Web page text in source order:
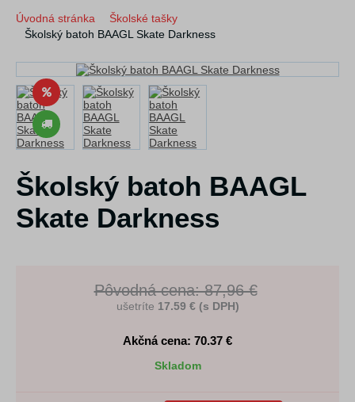
Úvodná stránka
Školské tašky
Školský batoh BAAGL Skate Darkness
Školský batoh BAAGL
Skate Darkness
Pôvodná cena: 87,96 €
ušetríte 17.59 € (s DPH)
Akčná cena: 70.37 €
Skladom